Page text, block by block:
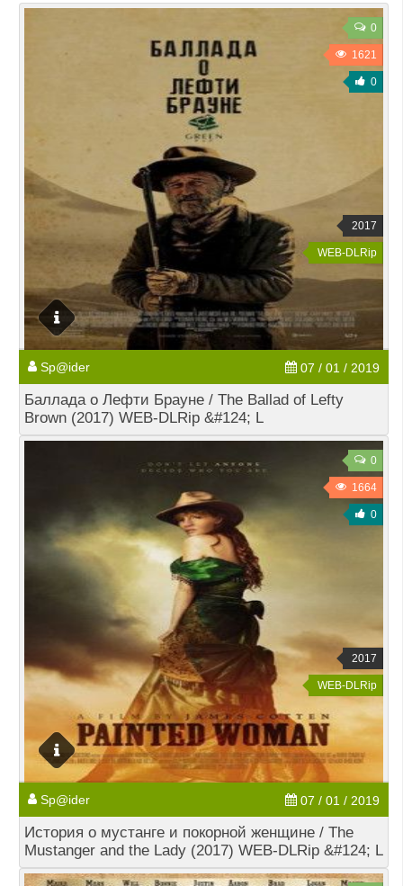
0
1621
0
2017
WEB-DLRip
Sp@ider 07 / 01 / 2019
Баллада о Лефти Брауне / The Ballad of Lefty
Brown (2017) WEB-DLRip &#124; L
0
1664
0
2017
WEB-DLRip
Sp@ider 07 / 01 / 2019
История о мустанге и покорной женщине / The
Mustanger and the Lady (2017) WEB-DLRip &#124; L